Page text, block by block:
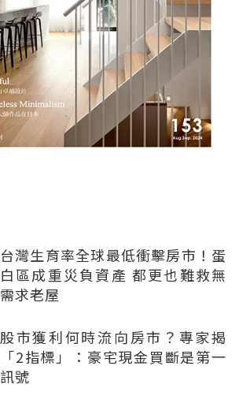
台灣生育率全球最低衝擊房市！蛋
白區成重災負資產 都更也難救無
需求老屋
股市獲利何時流向房市？專家揭
「2指標」：豪宅現金買斷是第一
訊號